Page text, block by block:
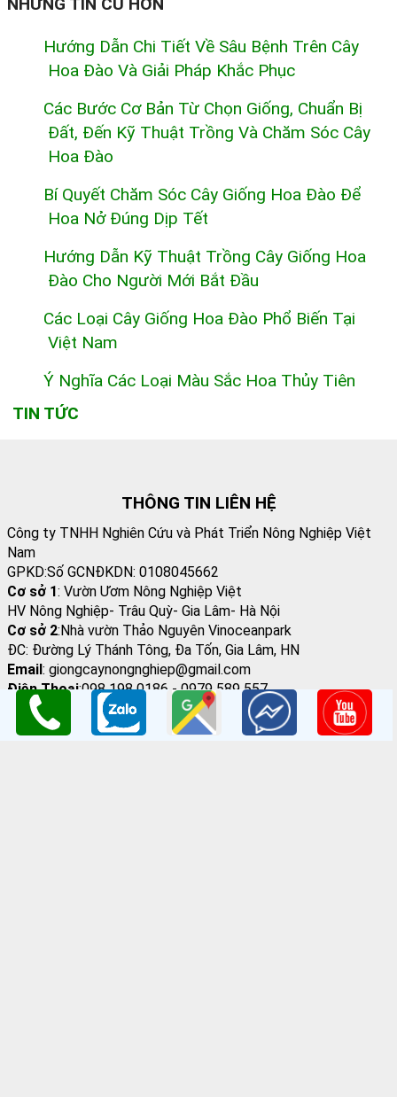
Hướng Dẫn Chi Tiết Về Sâu Bệnh Trên Cây
Hoa Đào Và Giải Pháp Khắc Phục
Các Bước Cơ Bản Từ Chọn Giống, Chuẩn Bị
Đất, Đến Kỹ Thuật Trồng Và Chăm Sóc Cây
Hoa Đào
Bí Quyết Chăm Sóc Cây Giống Hoa Đào Để
Hoa Nở Đúng Dịp Tết
Hướng Dẫn Kỹ Thuật Trồng Cây Giống Hoa
Đào Cho Người Mới Bắt Đầu
Các Loại Cây Giống Hoa Đào Phổ Biến Tại
Việt Nam
Ý Nghĩa Các Loại Màu Sắc Hoa Thủy Tiên
TIN TỨC
THÔNG TIN LIÊN HỆ
Công ty TNHH Nghiên Cứu và Phát Triển Nông Nghiệp Việt
Nam
GPKD:Số GCNĐKDN: 0108045662
Cơ sở 1: Vườn Ươm Nông Nghiệp Việt
HV Nông Nghiệp- Trâu Quỳ- Gia Lâm- Hà Nội
Cơ sở 2:Nhà vườn Thảo Nguyên Vinoceanpark
ĐC: Đường Lý Thánh Tông, Đa Tốn, Gia Lâm, HN
Email: giongcaynongnghiep@gmail.com
Điện Thoại:098 198 0186 - 0979 589 557
Website
www.giongcaytrong.org